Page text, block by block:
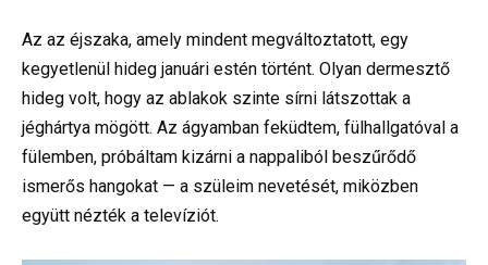
Az az éjszaka, amely mindent megváltoztatott, egy
kegyetlenül hideg januári estén történt. Olyan dermesztő
hideg volt, hogy az ablakok szinte sírni látszottak a
jéghártya mögött. Az ágyamban feküdtem, fülhallgatóval a
fülemben, próbáltam kizárni a nappaliból beszűrődő
ismerős hangokat — a szüleim nevetését, miközben
együtt nézték a televíziót.